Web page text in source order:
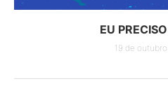
EU
19 de